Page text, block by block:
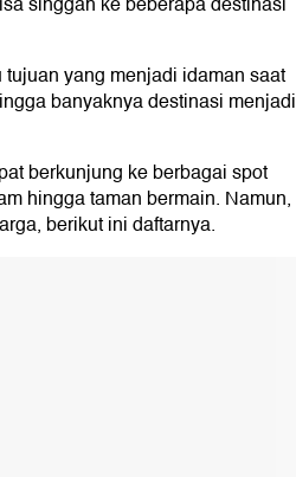
yang menjadi idaman saat
banyaknya destinasi menjadi
berkunjung ke berbagai spot
hingga taman bermain. Namun,
berikut ini daftarnya.